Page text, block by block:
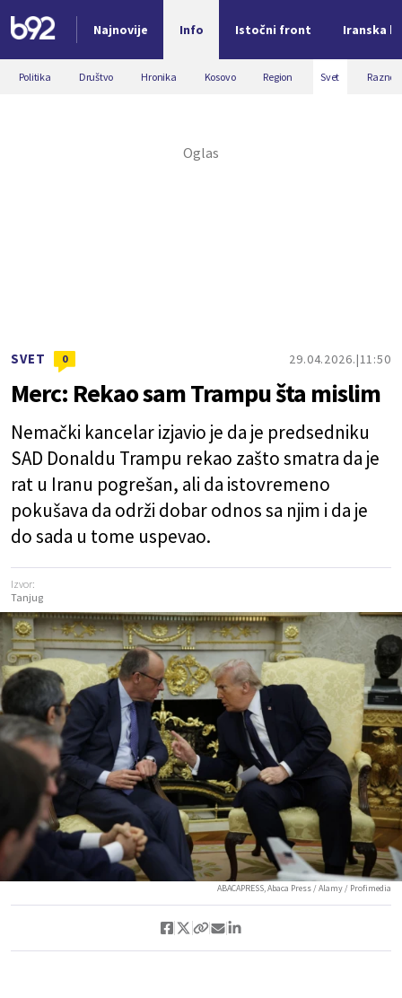
Najnovije Info Istočni front Iranska
Nova vest
Politika Društvo Hronika Kosovo Region Svet Razno
SVET 0 29.04.2026. 11:50
Merc: Rekao sam Trampu šta mislim
Nemački kancelar izjavio je da je predsedniku
SAD Donaldu Trampu rekao zašto smatra da je
rat u Iranu pogrešan, ali da istovremeno
pokušava da održi dobar odnos sa njim i da je
do sada u tome uspevao.
Izvor:
Tanjug
ABACAPRESS, Abaca Press / Alamy / Profimedia